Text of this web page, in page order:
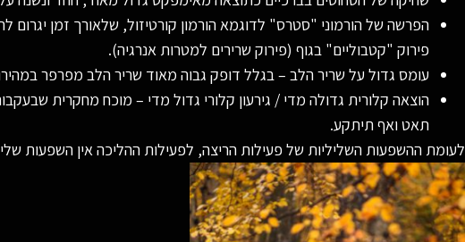
הפרשה של הורמוני "סטרס" לדוגמא הורמון קורטיזול, שלאורך זמן יגרום
פירוק "קטבוליים" בגוף (פירוק שרירים למטרות אנרגיה).
עומס גדול על שריר הלב – בגלל דופק גבוה מאוד שריר הלב מפרפר
הוצאה קלורית גדולה מדי / גירעון קלורי גדול מדי – מוכח מחקרית
תאט ואף תיתקע.
לעומת ההשפעות השליליות של פעילות הריצה, לפעילות ההליכה אין השפעות